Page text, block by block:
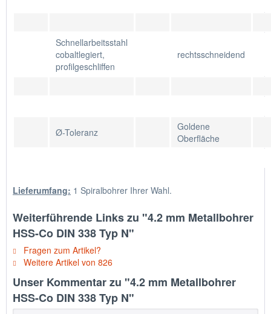
Schnellarbeitsstahl
cobaltlegiert,
profilgeschliffen
rechtsschneidend
Ø-Toleranz
Goldene
Oberfläche
Lieferumfang: 1 Spiralbohrer Ihrer Wahl.
Weiterführende Links zu "4.2 mm Metallbohrer
HSS-Co DIN 338 Typ N"
Fragen zum Artikel?
Weitere Artikel von 826
Unser Kommentar zu "4.2 mm Metallbohrer
HSS-Co DIN 338 Typ N"